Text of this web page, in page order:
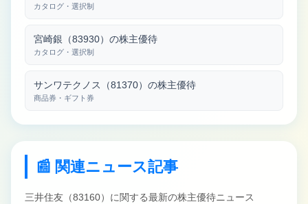
カタログ・選択制
宮崎銀（83930）の株主優待
カタログ・選択制
サンワテクノス（81370）の株主優待
商品券・ギフト券
📰 関連ニュース記事
三井住友（83160）に関する最新の株主優待ニュース